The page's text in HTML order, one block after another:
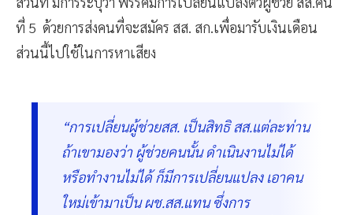
ที่ 5 ด้วยการส่งคนที่จะสมัคร สส. สก.เพื่อมารับเงินเดือน
ส่วนนี้ไปใช้ในการหาเสียง
“การเปลี่ยนผู้ช่วยสส. เป็นสิทธิ สส.แต่ละท่าน
ถ้าเขามองว่า ผู้ช่วยคนนั้น ดำเนินงานไม่ได้
หรือทำงานไม่ได้ ก็มีการเปลี่ยนแปลง เอาคน
ใหม่เข้ามาเป็น ผช.สส.แทน ซึ่งการ